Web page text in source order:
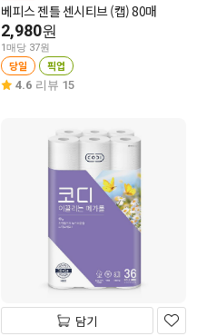
베피스 젠틀 센시티브 (캡) 80매
2,980원
1매당 37원
당일 픽업
4.6 리뷰 15
담기